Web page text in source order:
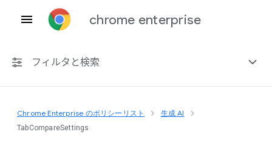
chrome enterprise
フィルタと検索
プラットフォーム共通
Chrome Enterprise のポリシーリスト 生成 AI
TabCompareSettings